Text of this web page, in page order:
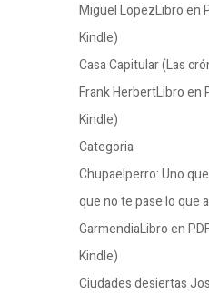
Miguel LopezLibro en
Kindle)
Casa Capitular (Las
Frank HerbertLibro en
Kindle)
Categoria
Chupaelperro: Uno
que no te pase lo que
GarmendiaLibro en
Kindle)
Ciudades desiertas